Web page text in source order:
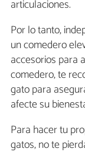
articulaciones.
Por lo tanto,
un comedero
accesorios para
comedero, te
gato para
afecte su
Para hacer tu
gatos, no te